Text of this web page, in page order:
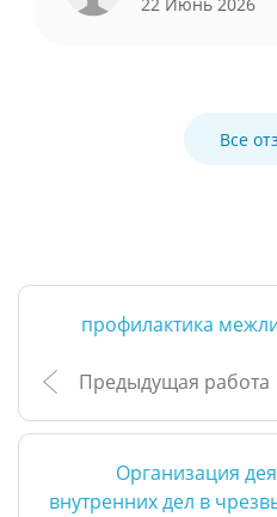
Все
профилактика
Предыдущая работа
Организация
внутренних дел в